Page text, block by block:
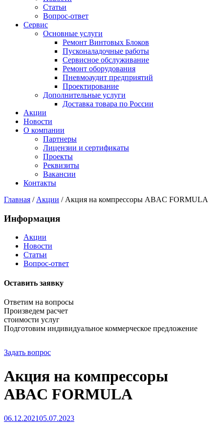
Статьи
Вопрос-ответ
Сервис
Основные услуги
Ремонт Винтовых Блоков
Пусконаладочные работы
Сервисное обслуживание
Ремонт оборудования
Пневмоаудит предприятий
Проектирование
Дополнительные услуги
Доставка товара по России
Акции
Новости
О компании
Партнеры
Лицензии и сертификаты
Проекты
Реквизиты
Вакансии
Контакты
Главная / Акции / Акция на компрессоры ABAC FORMULA
Информация
Акции
Новости
Статьи
Вопрос-ответ
Оставить заявку
Ответим на вопросы
Произведем расчет
стоимости услуг
Подготовим индивидуальное коммерческое предложение
Задать вопрос
Акция на компрессоры
ABAC FORMULA
06.12.202105.07.2023